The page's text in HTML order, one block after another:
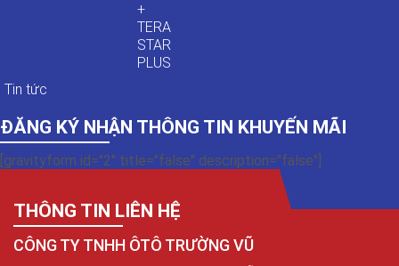
+
TERA
STAR
PLUS
Tin tức
ĐĂNG KÝ NHẬN THÔNG TIN KHUYẾN MÃI
[gravityform id="2" title="false" description="false"]
THÔNG TIN LIÊN HỆ
CÔNG TY TNHH ÔTÔ TRƯỜNG VŨ